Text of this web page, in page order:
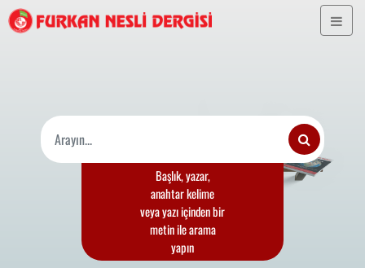
Başlık, yazar,
anahtar kelime
veya yazı içinden bir
metin ile arama
yapın